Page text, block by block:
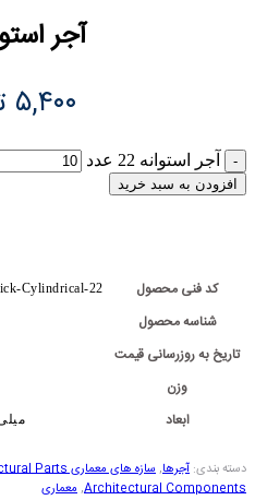
آجر
۵,۴۰۰
آجر استوانه 22 عدد
افزودن به سبد خرید
کد فنی محصول Cylindrical-22
شناسه محصول
تاریخ به روزرسانی قیمت
وزن
ابعاد 22 × 22 ×
دسته بندی: آجرها,سازه های معماری Architectural Parts
Architectural Components
,معماری